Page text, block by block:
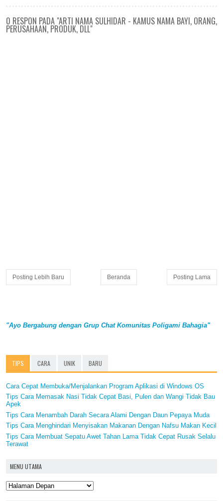
0 RESPON PADA "ARTI NAMA SULHIDAR - KAMUS NAMA BAYI, ORANG,
PERUSAHAAN, PRODUK, DLL"
Posting Lebih Baru Posting Lama
Beranda
"Ayo Bergabung dengan Grup Chat Komunitas Poligami Bahagia"
TIPS CARA UNIK BARU
Cara Cepat Membuka/Menjalankan Program Aplikasi di Windows OS
Tips Cara Memasak Nasi Tidak Cepat Basi, Pulen dan Wangi Tidak Bau
Apek
Tips Cara Menambah Darah Secara Alami Dengan Daun Pepaya Muda
Tips Cara Menghindari Menyisakan Makanan Dengan Nafsu Makan Kecil
Tips Cara Membuat Sepatu Awet Tahan Lama Tidak Cepat Rusak Selalu
Terawat
MENU UTAMA